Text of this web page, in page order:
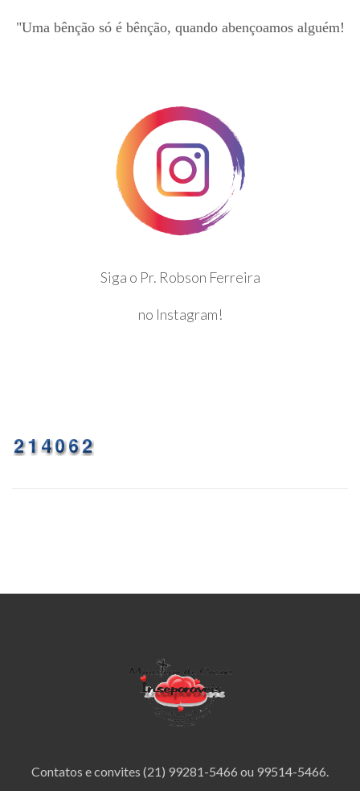
"Uma bênção só é bênção, quando abençoamos alguém!
Siga o Pr. Robson Ferreira
no Instagram!
Contatos e convites (21) 99281-5466 ou 99514-5466.